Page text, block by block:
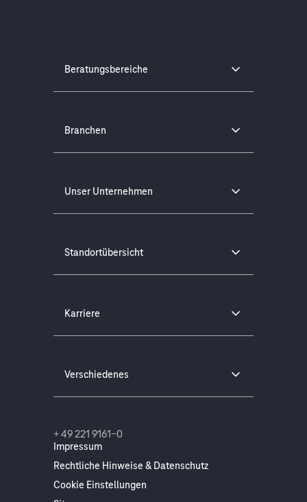
Beratungsbereiche
Branchen
Unser Unternehmen
Standortübersicht
Karriere
Verschiedenes
Impressum
Rechtliche Hinweise & Datenschutz
Cookie Einstellungen
+ 49 221 9161-0